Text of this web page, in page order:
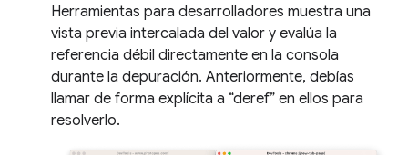
Herramientas para desarrolladores muestra una
vista previa intercalada del valor y evalúa la
referencia débil directamente en la consola
durante la depuración. Anteriormente, debías
llamar de forma explícita a “deref” en ellos para
resolverlo.